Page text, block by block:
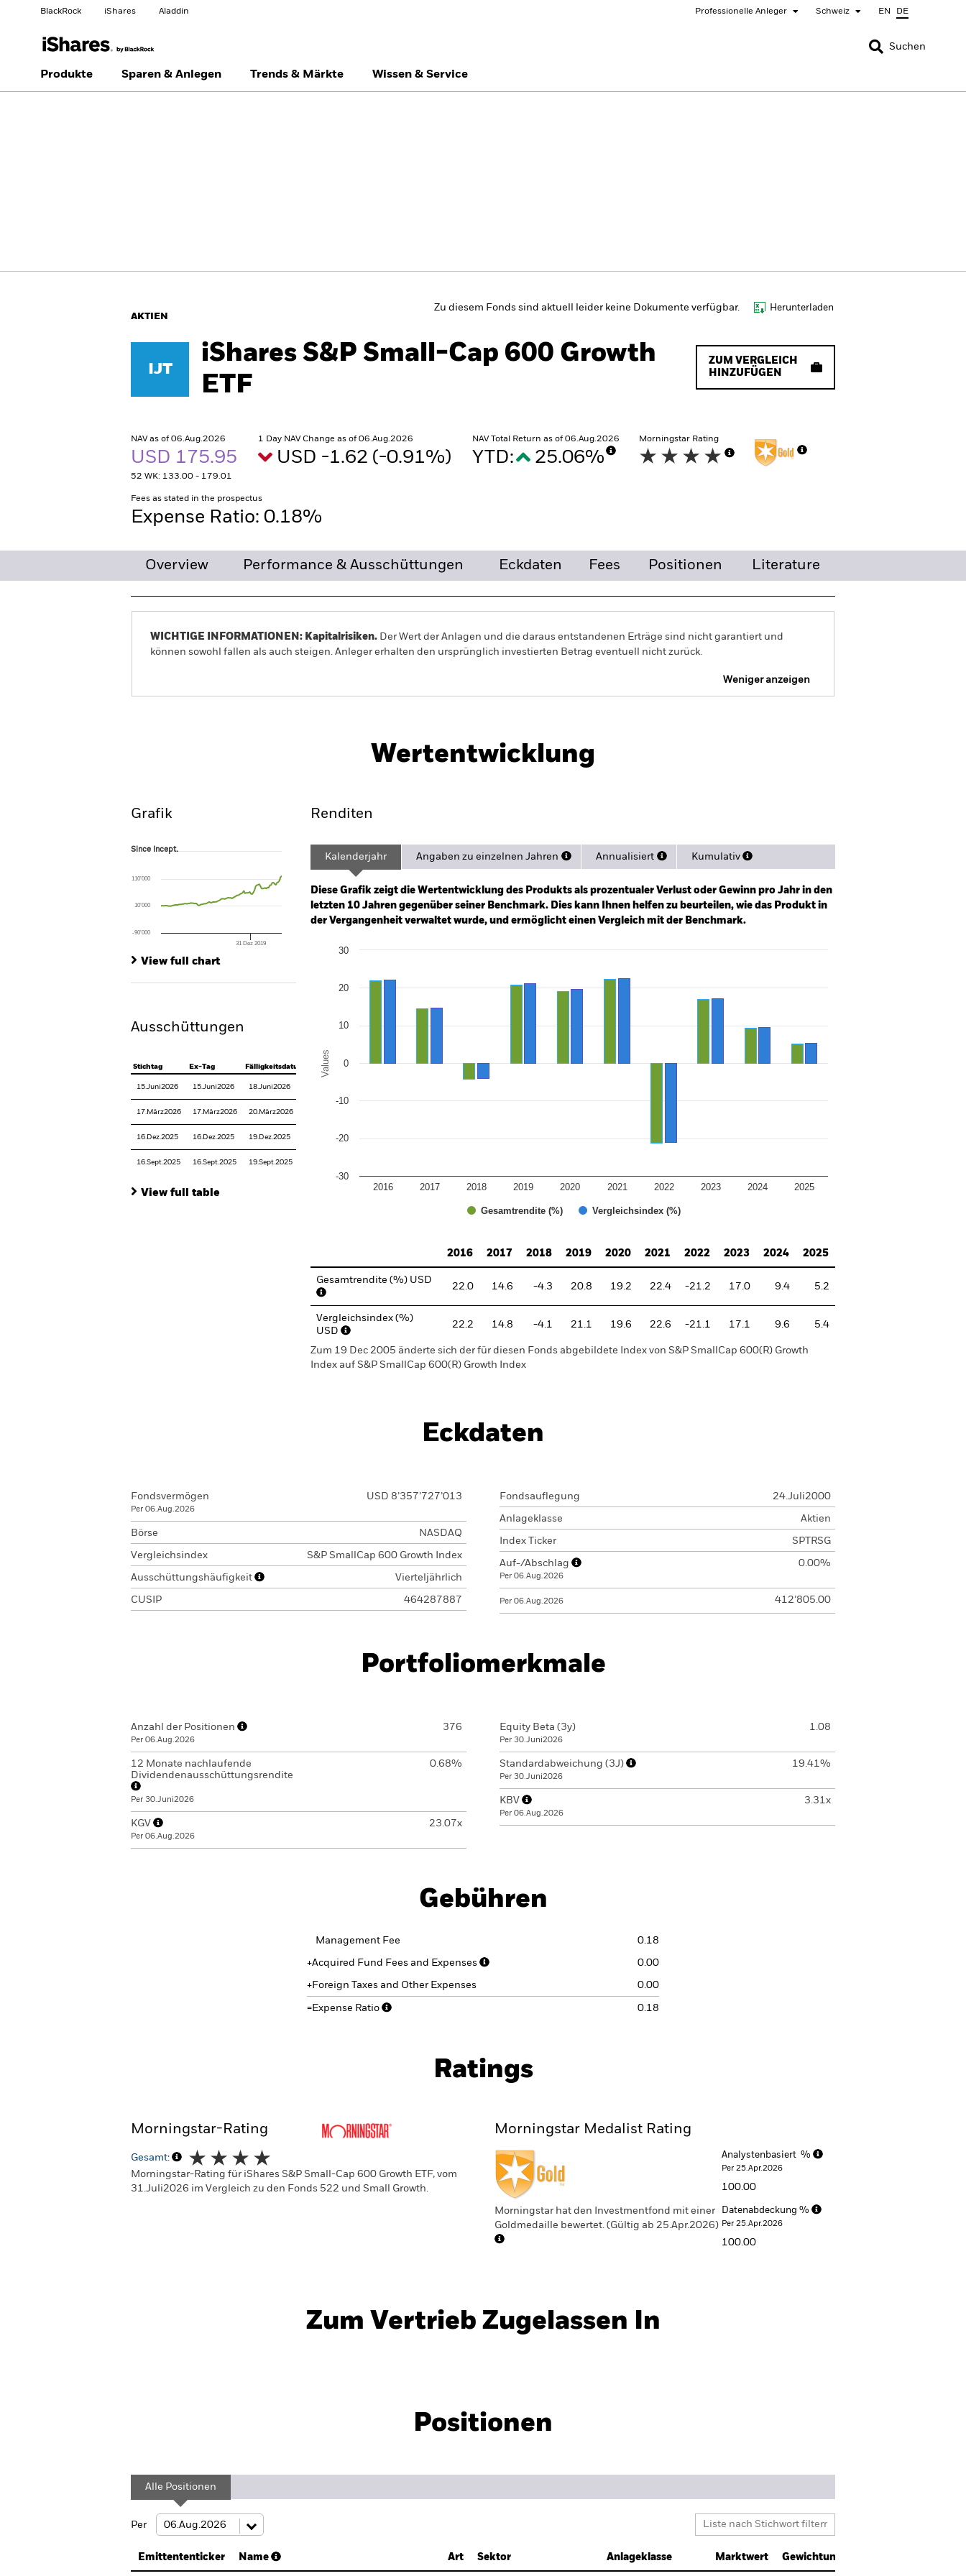
BlackRock iShares Aladdin Professionelle Anleger Schweiz EN DE
SCHLIESSEN
Anlegertyp wechseln
SCHLIESSEN
Land ändern
United Kingdom United States Õsterreich Location not listed
Suchen
Produkte Sparen & Anlegen Trends & Märkte Wissen & Service
AKTIEN
Zu diesem Fonds sind aktuell leider keine Dokumente verfügbar. Herunterladen
IJT
iShares S&P Small-Cap 600 Growth
ETF
ZUM VERGLEICH
HINZUFÜGEN
NAV as of 06.Aug.2026
USD 175.95
52 WK: 133.00 - 179.01
1 Day NAV Change as of 06.Aug.2026
USD -1.62 (-0.91%)
NAV Total Return as of 06.Aug.2026
YTD: 25.06%
Morningstar Rating
Fees as stated in the prospectus
Expense Ratio: 0.18%
Overview Performance & Ausschüttungen Eckdaten Fees Positionen Literature
WICHTIGE INFORMATIONEN: Kapitalrisiken. Der Wert der Anlagen und die daraus entstandenen Erträge sind nicht garantiert und
können sowohl fallen als auch steigen. Anleger erhalten den ursprünglich investierten Betrag eventuell nicht zurück.
Weniger anzeigen
Herunterladen
Wertentwicklung
Grafik
Since Incept.
The chart has 1 X axis displaying Time. Range: 2001-01-01 00:00:00 to 2026-07-31 00:00:00.
The chart has 1 Y axis displaying values. Range: -1000 to 2000.
Since Incept.
31 Dez 2019
-90’000
10’000
110’000
View full chart
Ausschüttungen
Stichtag Ex-Tag Fälligkeitsdatum
15.Juni2026 15.Juni2026 18.Juni2026
17.März2026 17.März2026 20.März2026
16.Dez.2025 16.Dez.2025 19.Dez.2025
16.Sept.2025 16.Sept.2025 19.Sept.2025
View full table
Renditen
Kalenderjahr Angaben zu einzelnen Jahren Annualisiert Kumulativ
Diese Grafik zeigt die Wertentwicklung des Produkts als prozentualer Verlust oder Gewinn pro Jahr in den
letzten 10 Jahren gegenüber seiner Benchmark. Dies kann Ihnen helfen zu beurteilen, wie das Produkt in
der Vergangenheit verwaltet wurde, und ermöglicht einen Vergleich mit der Benchmark.
Bar chart with 2 data series.
The chart has 1 Y axis displaying Values. Range: -30 to 30.
Values
Gesamtrendite (%) Vergleichsindex (%)
2016 2017 2018 2019 2020 2021 2022 2023 2024 2025
-30
-20
-10
0
10
20
30
2016
2017 2018 2019 2020 2021 2022 2023 2024 2025
Gesamtrendite (%) USD
22.0 14.6 -4.3 20.8 19.2 22.4 -21.2 17.0 9.4 5.2
Vergleichsindex (%)
USD
22.2 14.8 -4.1 21.1 19.6 22.6 -21.1 17.1 9.6 5.4
Zum 19 Dec 2005 änderte sich der für diesen Fonds abgebildete Index von S&P SmallCap 600(R) Growth
Index auf S&P SmallCap 600(R) Growth Index
Eckdaten
Fondsvermögen
Per 06.Aug.2026
USD 8’357’727’013
Börse NASDAQ
Vergleichsindex S&P SmallCap 600 Growth Index
Ausschüttungshäufigkeit Vierteljährlich
CUSIP 464287887
Fondsauflegung 24.Juli2000
Anlageklasse Aktien
Index Ticker SPTRSG
Auf-/Abschlag
Per 06.Aug.2026
0.00%
Per 06.Aug.2026 412’805.00
Portfoliomerkmale
Anzahl der Positionen
Per 06.Aug.2026
376
12 Monate nachlaufende
Dividendenausschüttungsrendite
Per 30.Juni2026
0.68%
KGV
Per 06.Aug.2026
23.07x
Equity Beta (3y)
Per 30.Juni2026
1.08
Standardabweichung (3J)
Per 30.Juni2026
19.41%
KBV
Per 06.Aug.2026
3.31x
Gebühren
Management Fee 0.18
Acquired Fund Fees and Expenses 0.00
Foreign Taxes and Other Expenses 0.00
Expense Ratio 0.18
Ratings
Morningstar-Rating
Gesamt:
Morningstar-Rating für iShares S&P Small-Cap 600 Growth ETF, vom
31.Juli2026 im Vergleich zu den Fonds 522 und Small Growth.
Morningstar Medalist Rating
Morningstar hat den Investmentfond mit einer
Goldmedaille bewertet. (Gültig ab 25.Apr.2026)
Analystenbasiert %
Per 25.Apr.2026
100.00
Datenabdeckung %
Per 25.Apr.2026
100.00
Zum Vertrieb Zugelassen In
Positionen
Alle Positionen
Per
Emittententicker Name Art Sektor Anlageklasse Marktwert Gewichtung (%)